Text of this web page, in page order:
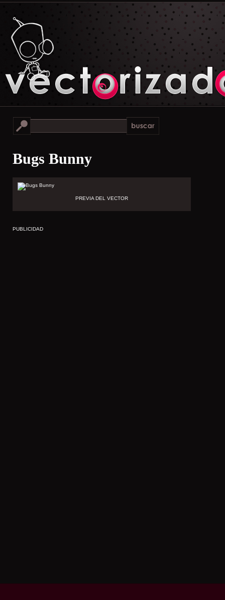
Bugs Bunny
PREVIA DEL VECTOR
PUBLICIDAD